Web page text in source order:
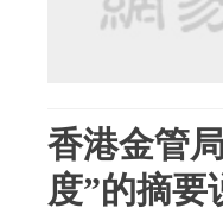
香港金管
度”的摘要